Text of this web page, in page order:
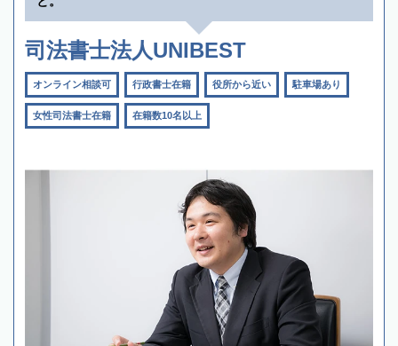
司法書士法人UNIBEST
オンライン相談可 行政書士在籍 役所から近い 駐車場あり
女性司法書士在籍 在籍数10名以上